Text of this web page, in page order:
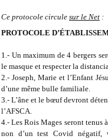
Ce protocole circule sur le Net :
PROTOCOLE
1.- Un maximum de 4 bergers
le masque et respecter la
2.- Joseph, Marie et l’Enfant
d’une même bulle familiale.
3.- L’âne et le bœuf devront
l’AFSCA.
4.- Les Rois Mages seront tenus
non d’un test Covid négatif,